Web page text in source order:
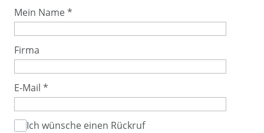
Mein Name*
Firma
E-Mail *
Ich wünsche einen Rückruf